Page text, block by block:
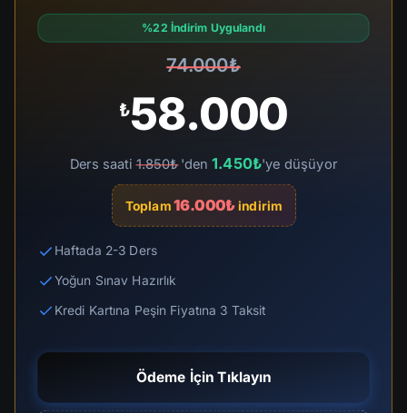
%22 İndirim Uygulandı
74.000₺
₺58.000
Ders saati1.850₺ 'den1.450₺'ye düşüyor
Toplam16.000₺indirim
Haftada 2-3 Ders
Yoğun Sınav Hazırlık
Kredi Kartına Peşin Fiyatına 3 Taksit
Ödeme İçin Tıklayın